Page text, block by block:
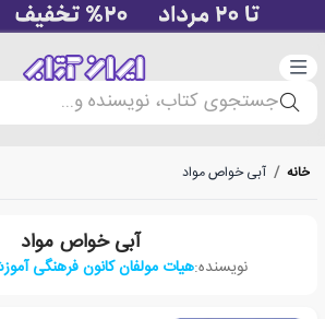
دسته‌بندی
جستجوی کتاب، نویسنده و...
خانه / آبی خواص مواد
آبی خواص مواد
نویسنده:هیات مولفان کانون فرهنگی